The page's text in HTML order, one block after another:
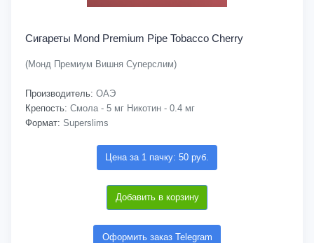
Сигареты Mond Premium Pipe Tobacco Cherry
(Монд Премиум Вишня Суперслим)
Производитель: ОАЭ
Крепость: Смола - 5 мг Никотин - 0.4 мг
Формат: Superslims
Цена за 1 пачку: 50 руб.
Добавить в корзину
Оформить заказ Telegram